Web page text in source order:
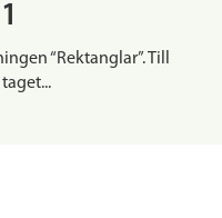
“Rektanglar”. Till